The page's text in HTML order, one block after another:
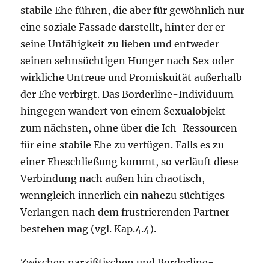
stabile Ehe führen, die aber für gewöhnlich nur
eine soziale Fassade darstellt, hinter der er
seine Unfähigkeit zu lieben und entweder
seinen sehnsüchtigen Hunger nach Sex oder
wirkliche Untreue und Promiskuität außerhalb
der Ehe verbirgt. Das Borderline-Individuum
hingegen wandert von einem Sexualobjekt
zum nächsten, ohne über die Ich-Ressourcen
für eine stabile Ehe zu verfügen. Falls es zu
einer Eheschließung kommt, so verläuft diese
Verbindung nach außen hin chaotisch,
wenngleich innerlich ein nahezu süchtiges
Verlangen nach dem frustrierenden Partner
bestehen mag (vgl. Kap.4.4).